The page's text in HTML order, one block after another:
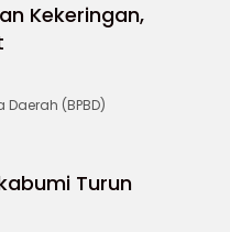
Kekeringan,
(BPBD)
Turun